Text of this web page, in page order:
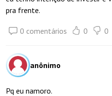
pra frente.
0 comentários 0 0
anônimo
Pq eu namoro.